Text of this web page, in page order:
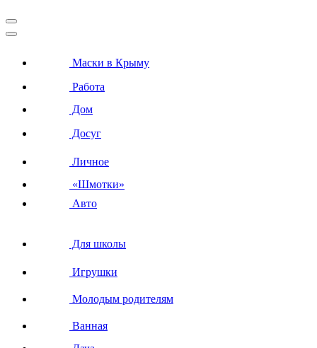
Маски в Крыму
Работа
Дом
Досуг
Личное
«Шмотки»
Авто
Для школы
Игрушки
Молодым родителям
Ванная